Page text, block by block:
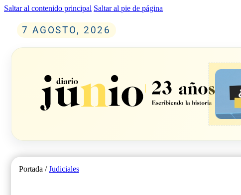
Saltar al contenido principal Saltar al pie de página
7 AGOSTO, 2026
Portada /Judiciales